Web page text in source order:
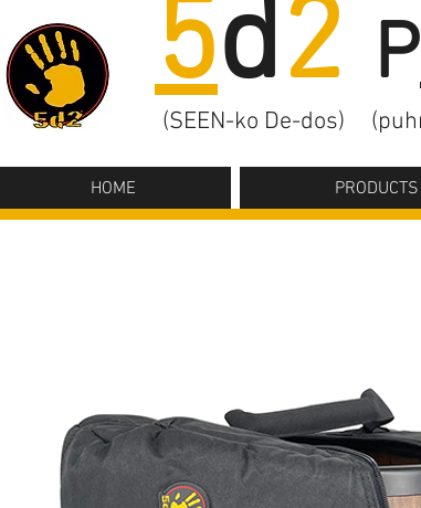
5d2 P
(SEEN-ko De-dos)
HOME PRODUCTS